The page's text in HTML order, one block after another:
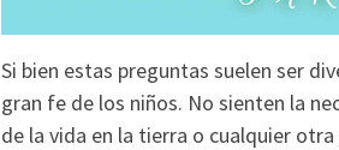
Si bien estas preguntas suelen ser
gran fe de los niños. No sienten la
de la vida en la tierra o cualquier